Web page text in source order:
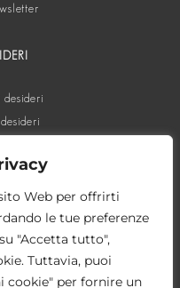
Web per offrirti
le tue preferenze
"Accetta tutto",
Tuttavia, puoi
cookie" per fornire un